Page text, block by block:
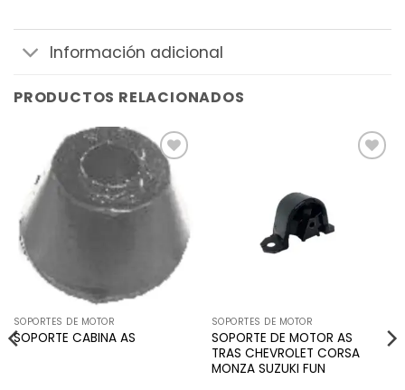
Información adicional
PRODUCTOS RELACIONADOS
Añadir
a la
lista de
deseos
SOPORTES DE MOTOR
SOPORTE CABINA AS
SOPORTES DE MOTOR
SOPORTE DE MOTOR AS
TRAS CHEVROLET CORSA
MONZA SUZUKI FUN